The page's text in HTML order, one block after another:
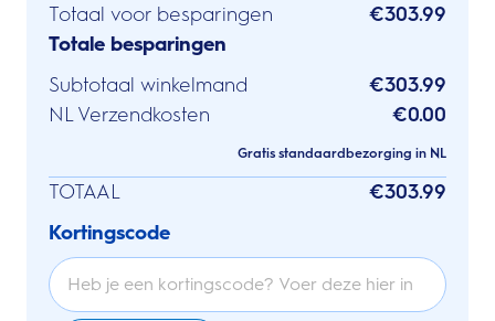
Totaal voor besparingen
€303.99
Totale besparingen
Subtotaal winkelmand
€303.99
NL Verzendkosten
€0.00
Gratis standaardbezorging in NL
TOTAAL
€303.99
Kortingscode